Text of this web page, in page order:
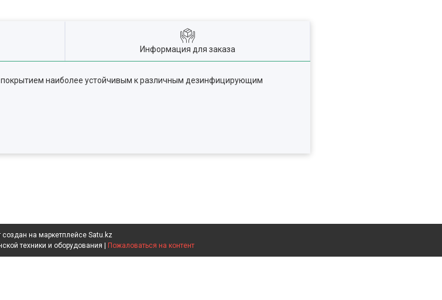
Информация для заказа
наиболее устойчивым к различным дезинфицирующим
создан на маркетплейсе Satu.kz
Пожаловаться на контент